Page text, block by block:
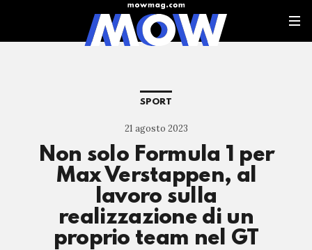
SPORT
21 agosto 2023
Non solo Formula 1 per
Max Verstappen, al
lavoro sulla
realizzazione di un
proprio team nel GT